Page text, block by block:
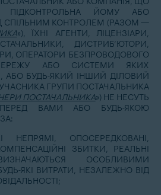
ПІДКОНТРОЛЬНА ЙОМУ АБО
СПІЛЬНИМ КОНТРОЛЕМ (РАЗОМ —
»), ЇХНІ АГЕНТИ, ЛІЦЕНЗІАРИ,
ДИСТРИБ’ЮТОРИ,
ОПЕРАТОРИ БЕЗПРОВОДОВОГО
АБО СИСТЕМИ ЯКИХ
АБО БУДЬ-ЯКИЙ ІНШИЙ ДІЛОВИЙ
ГРУПИ ПОСТАЧАЛЬНИКА
ПОСТАЧАЛЬНИКА») НЕ НЕСУТЬ
ПЕРЕД ВАМИ АБО БУДЬ-ЯКОЮ
НЕПРЯМІ, ОПОСЕРЕДКОВАНІ,
ЗБИТКИ, РЕАЛЬНІ
ОСОБЛИВИМИ
ЯКІ ВИТРАТИ, НЕЗАЛЕЖНО ВІД